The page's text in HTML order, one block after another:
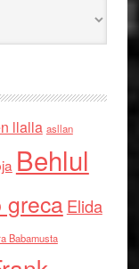
llalla asllan
Behlul
grecaElida
Babamusta